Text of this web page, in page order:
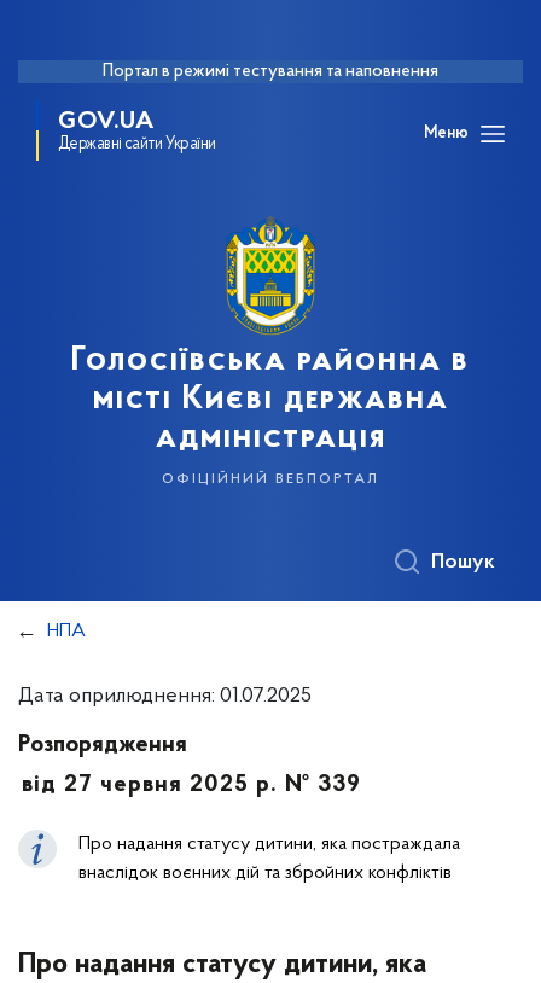
Портал в режимі тестування та наповнення
GOV.UA
Державні сайти України
Меню
Голосіївська районна в
місті Києві державна
адміністрація
офіційний вебпортал
Пошук
НПА
Дата оприлюднення: 01.07.2025
Розпорядження
від 27 червня 2025 р. № 339
Про надання статусу дитини, яка постраждала
внаслідок воєнних дій та збройних конфліктів
Про надання статусу дитини, яка